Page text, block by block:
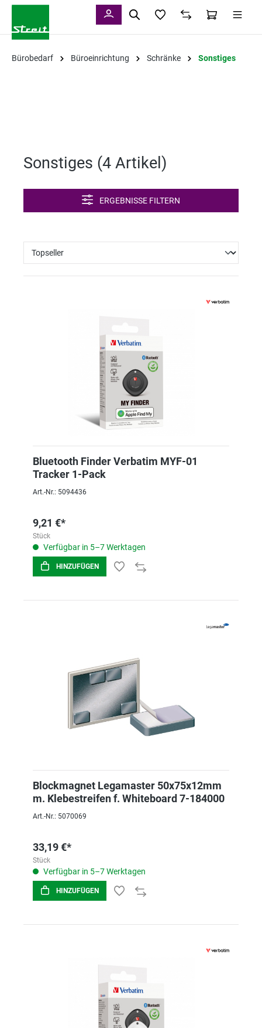
Bürobedarf Büroeinrichtung Schränke Sonstiges
Sonstiges (4 Artikel )
ERGEBNISSE FILTERN
Bluetooth Finder Verbatim MYF-01
Tracker 1-Pack
Art.-Nr.: 5094436
9,21 €*
Stück
Verfügbar in 5–7 Werktagen
HINZUFÜGEN
Blockmagnet Legamaster 50x75x12mm
m. Klebestreifen f. Whiteboard 7-184000
Art.-Nr.: 5070069
33,19 €*
Stück
Verfügbar in 5–7 Werktagen
HINZUFÜGEN